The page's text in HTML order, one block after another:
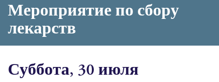
Мероприятие по сбору
лекарств
Суббота, 30 июля